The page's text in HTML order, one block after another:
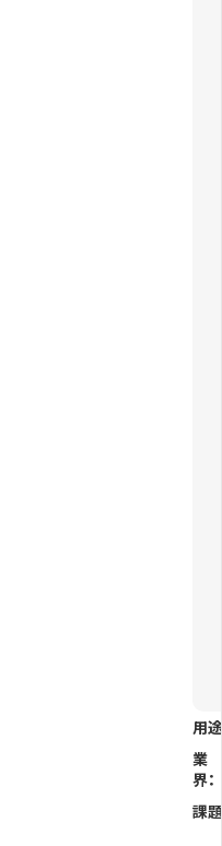
用途
業
界：
課題